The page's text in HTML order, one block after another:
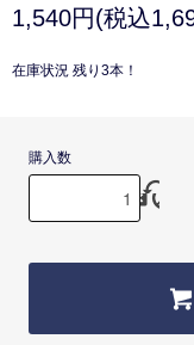
1,540円(税込
在庫状況 残り3本！
購入数